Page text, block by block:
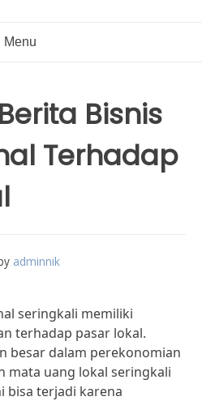
Menu
Bisnis
Terhadap
adminnik
seringkali memiliki
terhadap pasar lokal.
besar dalam perekonomian
mata uang lokal seringkali
bisa terjadi karena